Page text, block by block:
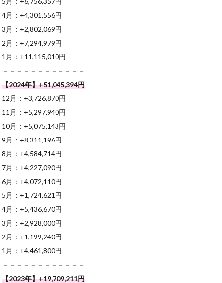
4月：+4,301,556円
3月：+2,802,069円
2月：+7,294,979円
1月：+11,115,010円
－－－－－－－－－－－－
【2024年】+51,045,394円
12月：+3,726,870円
11月：+5,297,940円
10月：+5,075,143円
9月：+8,311,196円
8月：+4,584,714円
7月：+4,227,090円
6月：+4,072,110円
5月：+1,724,621円
4月：+5,436,670円
3月：+2,928,000円
2月：+1,199,240円
1月：+4,461,800円
－－－－－－－－－－－－
【2023年】+19,709,211円